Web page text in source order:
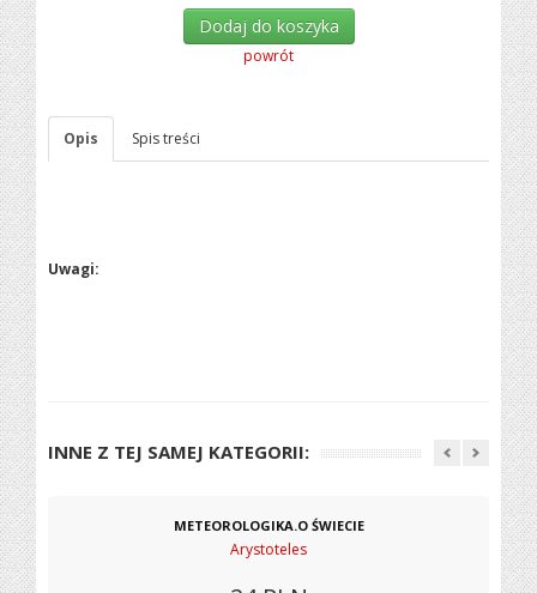
Dodaj do koszyka
powrót
Opis Spis treści
Uwagi:
INNE Z TEJ SAMEJ KATEGORII:
METEOROLOGIKA.O ŚWIECIE
Arystoteles